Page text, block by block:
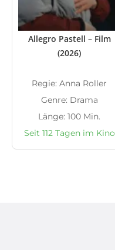
Allegro Pastell – Film
(2026)
Regie: Anna Roller
Genre: Drama
Länge: 100 Min.
Seit 112 Tagen im Kino